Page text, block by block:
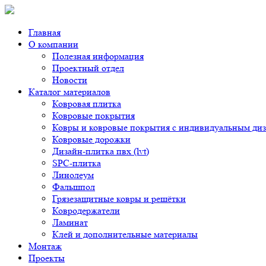
Главная
О компании
Полезная информация
Проектный отдел
Новости
Каталог материалов
Ковровая плитка
Ковровые покрытия
Ковры и ковровые покрытия с индивидуальным
Ковровые дорожки
Дизайн-плитка пвх (lvt)
SPC-плитка
Линолеум
Фальшпол
Грязезащитные ковры и решётки
Ковродержатели
Ламинат
Клей и дополнительные материалы
Монтаж
Проекты